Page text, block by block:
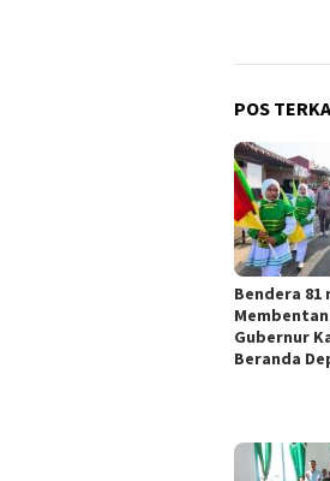
POS
Bendera 81
Gubernur
Beranda